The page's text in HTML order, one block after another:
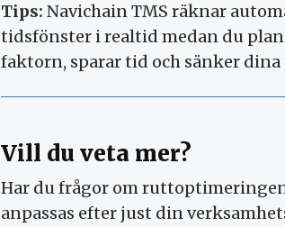
Tips: Navichain TMS räknar
tidsfönster i realtid medan du
faktorn, sparar tid och sänker
Vill du veta mer?
Har du frågor om
anpassas efter just din